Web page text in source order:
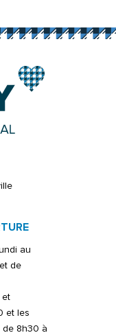
au
de
et
et les
de 8h30 à